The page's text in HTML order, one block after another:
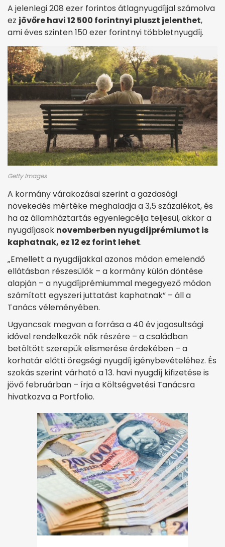
A jelenlegi 208 ezer forintos átlagnyugdíjjal számolva
ez jövőre havi 12 500 forintnyi pluszt jelenthet,
ami éves szinten 150 ezer forintnyi többletnyugdíj.
Getty Images
A kormány várakozásai szerint a gazdasági
növekedés mértéke meghaladja a 3,5 százalékot, és
ha az államháztartás egyenlegcélja teljesül, akkor a
nyugdíjasok novemberben nyugdíjprémiumot is
kaphatnak, ez 12 ez forint lehet.
„Emellett a nyugdíjakkal azonos módon emelendő
ellátásban részesülők – a kormány külön döntése
alapján – a nyugdíjprémiummal megegyező módon
számított egyszeri juttatást kaphatnak” – áll a
Tanács véleményében.
Ugyancsak megvan a forrása a 40 év jogosultsági
idővel rendelkezők nők részére – a családban
betöltött szerepük elismerése érdekében – a
korhatár előtti öregségi nyugdíj igénybevételéhez. És
szokás szerint várható a 13. havi nyugdíj kifizetése is
jövő februárban – írja a Költségvetési Tanácsra
hivatkozva a Portfolio.